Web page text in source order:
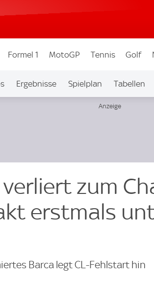
Formel 1 MotoGP Tennis Golf
Ergebnisse Spielplan Tabellen
verliert zum
erstmals
Barca legt CL-Fehlstart hin